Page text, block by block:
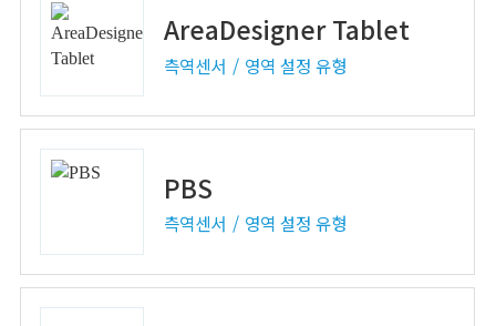
AreaDesigner Tablet
측역센서 영역 설정 유형
PBS
측역센서 영역 설정 유형